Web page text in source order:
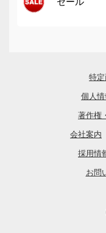
特
個人
著作権
会社案内
採用情
お問